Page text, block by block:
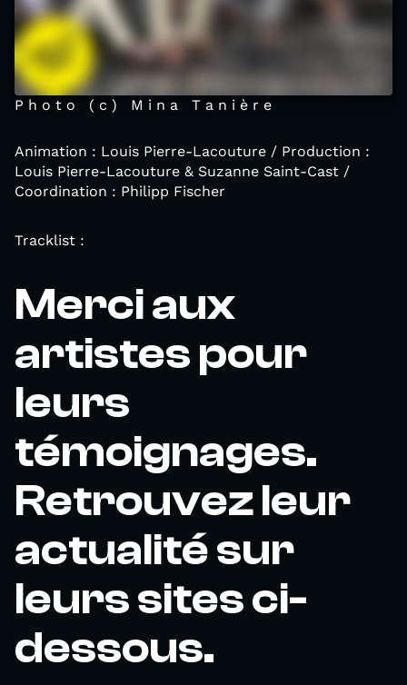
P h o t o ( c ) M i n a T a n i è r e
Animation : Louis Pierre-Lacouture / Production :
Louis Pierre-Lacouture & Suzanne Saint-Cast /
Coordination : Philipp Fischer
Tracklist :
Merci aux
artistes pour
leurs
témoignages.
Retrouvez leur
actualité sur
leurs sites ci-
dessous.